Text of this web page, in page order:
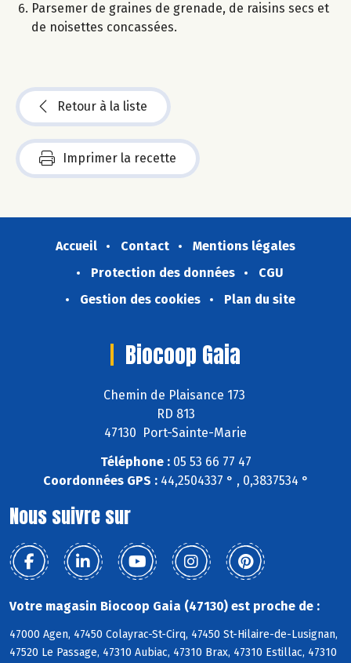
Parsemer de graines de grenade, de raisins secs et
de noisettes concassées.
Retour à la liste
Imprimer la recette
Accueil Contact
Mentions légales
Protection des données
CGU
Gestion des cookies
Plan du site
Biocoop Gaia
Chemin de Plaisance 173
RD 813
47130 Port-Sainte-Marie
Téléphone :05 53 66 77 47
Coordonnées GPS :44,2504337 ° , 0,3837534 °
Nous suivre sur
Votre magasin Biocoop Gaia (47130) est proche de :
47000 Agen, 47450 Colayrac-St-Cirq, 47450 St-Hilaire-de-Lusignan,
47520 Le Passage, 47310 Aubiac, 47310 Brax, 47310 Estillac, 47310